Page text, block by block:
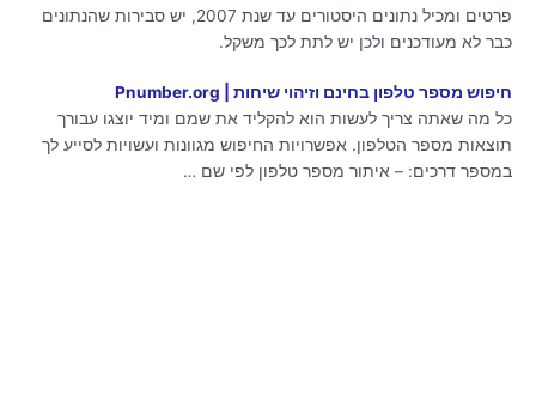
פרטים ומכיל נתונים היסטורים עד שנת 2007, יש סבירות שהנתונים
כבר לא מעודכנים ולכן יש לתת לכך משקל.
חיפוש מספר טלפון בחינם וזיהוי שיחות | Pnumber.org
כל מה שאתה צריך לעשות הוא להקליד את שמם ומיד יוצגו עבורך
תוצאות מספר הטלפון. אפשרויות החיפוש מגוונות ועשויות לסייע לך
במספר דרכים: – איתור מספר טלפון לפי שם …